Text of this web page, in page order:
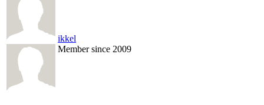
ikkel
Member since 2009